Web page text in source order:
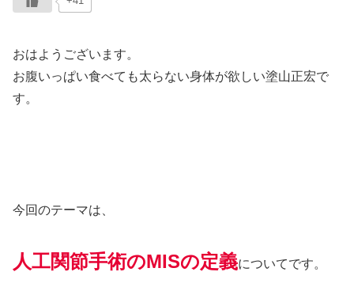
おはようございます。
お腹いっぱい食べても太らない身体が欲しい塗山正宏で
す。
今回のテーマは、
人工関節手術のMISの定義についてです。